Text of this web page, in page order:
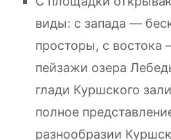
виды: с запада —
просторы, с
пейзажи озера
глади Куршского
полное
разнообразии